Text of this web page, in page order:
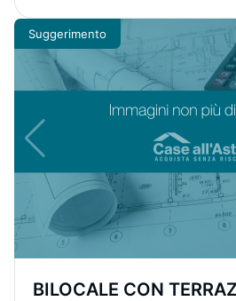
Suggerimento
BILOCALE CON